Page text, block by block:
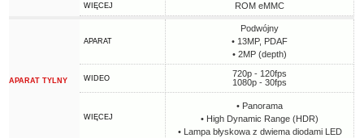
WIĘCEJ ROM eMMC
APARAT TYLNY
APARAT
Podwójny
• 13MP, PDAF
• 2MP (depth)
WIDEO
720p - 120fps
1080p - 30fps
WIĘCEJ
• Panorama
• High Dynamic Range (HDR)
• Lampa błyskowa z dwiema diodami LED